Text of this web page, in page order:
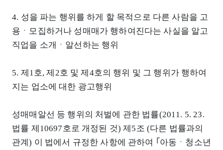
4. 성을 파는 행위를 하게 할 목적으로 다른 사람을 고
용ㆍ모집하거나 성매매가 행하여진다는 사실을 알고
직업을 소개ㆍ알선하는 행위
5. 제1호, 제2호 및 제4호의 행위 및 그 행위가 행하여
지는 업소에 대한 광고행위
성매매알선 등 행위의 처벌에 관한 법률(2011. 5. 23.
법률 제10697호로 개정된 것) 제5조 (다른 법률과의
관계) 이 법에서 규정한 사항에 관하여 ｢아동ㆍ청소년